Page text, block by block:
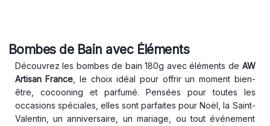
Bombes de Bain avec Éléments
Découvrez les bombes de bain 180g avec éléments de AW
Artisan France, le choix idéal pour offrir un moment bien-
être, cocooning et parfumé. Pensées pour toutes les
occasions spéciales, elles sont parfaites pour Noël, la Saint-
Valentin, un anniversaire, un mariage, ou tout événement